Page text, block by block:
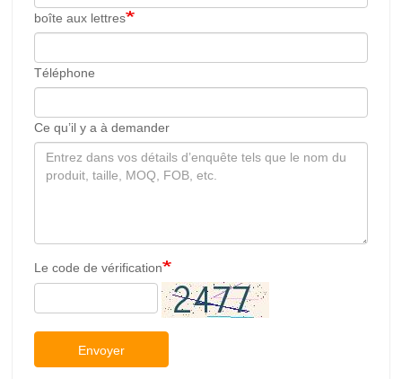
boîte aux lettres
Téléphone
Ce qu’il y a à demander
Le code de vérification
Envoyer